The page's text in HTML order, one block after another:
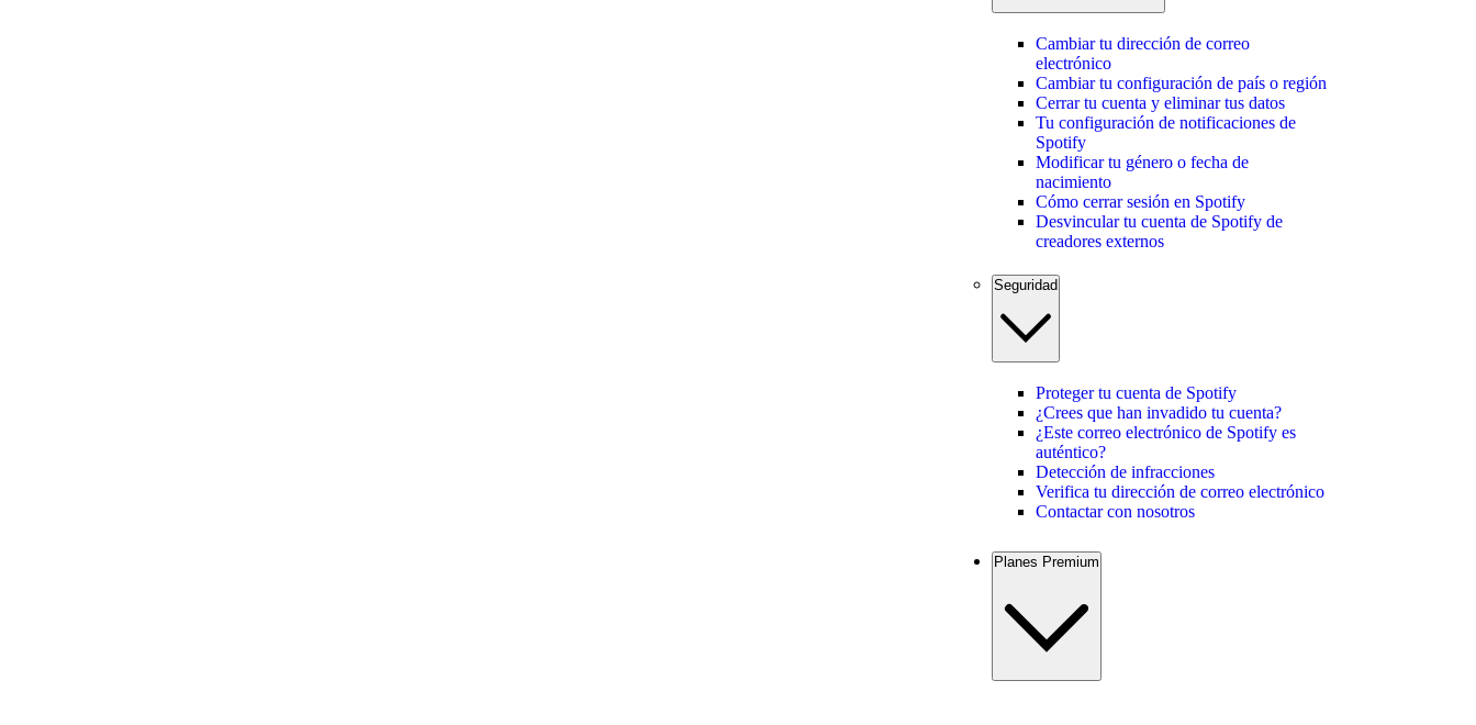
Cambiar tu dirección de correo
electrónico
Cambiar tu configuración de país o región
Cerrar tu cuenta y eliminar tus datos
Tu configuración de notificaciones de
Spotify
Modificar tu género o fecha de
nacimiento
Cómo cerrar sesión en Spotify
Desvincular tu cuenta de Spotify de
creadores externos
Seguridad
Proteger tu cuenta de Spotify
¿Crees que han invadido tu cuenta?
¿Este correo electrónico de Spotify es
auténtico?
Detección de infracciones
Verifica tu dirección de correo electrónico
Contactar con nosotros
Planes Premium